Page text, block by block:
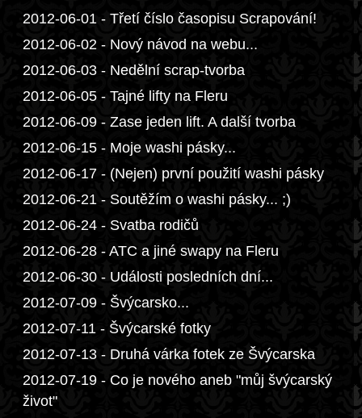
2012-06-01 - Třetí číslo časopisu Scrapování!
2012-06-02 - Nový návod na webu...
2012-06-03 - Nedělní scrap-tvorba
2012-06-05 - Tajné lifty na Fleru
2012-06-09 - Zase jeden lift. A další tvorba
2012-06-15 - Moje washi pásky...
2012-06-17 - (Nejen) první použití washi pásky
2012-06-21 - Soutěžím o washi pásky... ;)
2012-06-24 - Svatba rodičů
2012-06-28 - ATC a jiné swapy na Fleru
2012-06-30 - Události posledních dní...
2012-07-09 - Švýcarsko...
2012-07-11 - Švýcarské fotky
2012-07-13 - Druhá várka fotek ze Švýcarska
2012-07-19 - Co je nového aneb "můj švýcarský
život"